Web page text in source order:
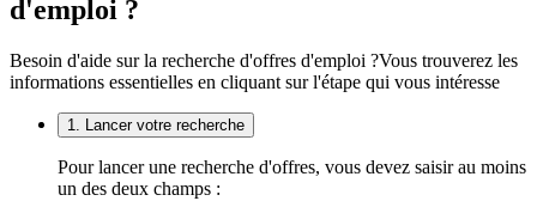
d'emploi ?
Besoin d'aide sur la recherche d'offres d'emploi ?Vous trouverez les
informations essentielles en cliquant sur l'étape qui vous intéresse
1. Lancer votre recherche
Pour lancer une recherche d'offres, vous devez saisir au moins
un des deux champs :